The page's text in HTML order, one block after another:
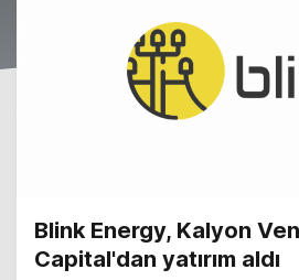
Blink Energy, Kalyon
Capital'dan yatırım aldı